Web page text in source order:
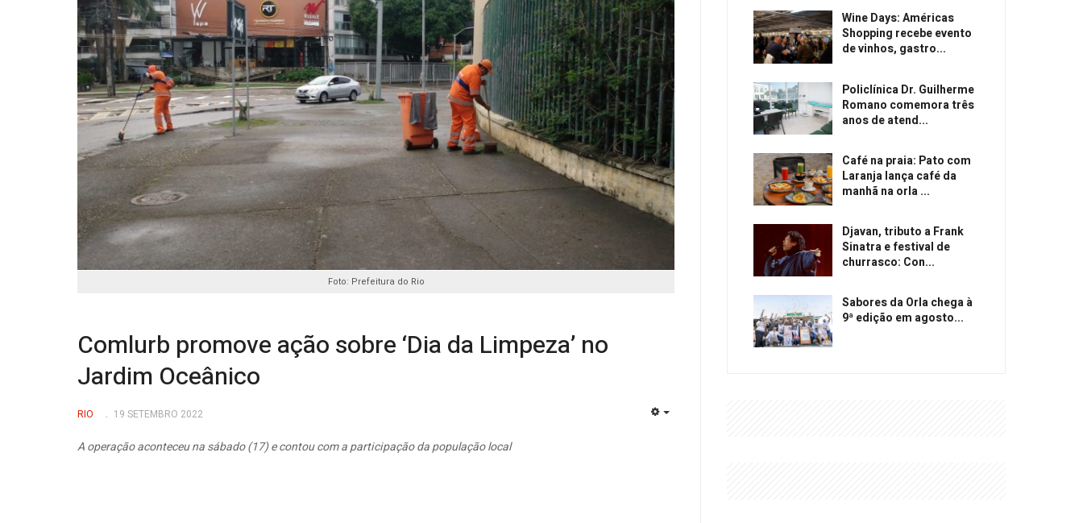
Foto: Prefeitura do Rio
Comlurb promove ação sobre ‘Dia da Limpeza’ no
Jardim Oceânico
RIO 19 SETEMBRO 2022
A operação aconteceu na sábado (17) e contou com a participação da população local
Wine Days: Américas
Shopping recebe evento
de vinhos, gastro...
Policlínica Dr. Guilherme
Romano comemora três
anos de atend...
Café na praia: Pato com
Laranja lança café da
manhã na orla ...
Djavan, tributo a Frank
Sinatra e festival de
churrasco: Con...
Sabores da Orla chega à
9ª edição em agosto...